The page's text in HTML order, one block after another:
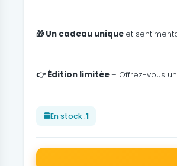
🎁 Un cadeau unique et
👉 Édition limitée – Offrez-vous
En stock :1